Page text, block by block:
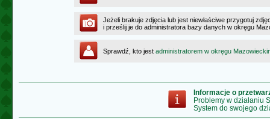
Jeżeli brakuje zdjęcia lub jest niewłaściwe przygotuj
i prześlij je do administratora bazy danych w okręgu
Sprawdź, kto jest administratorem w okręgu
Informacje o
Problemy w działaniu
System do swojego